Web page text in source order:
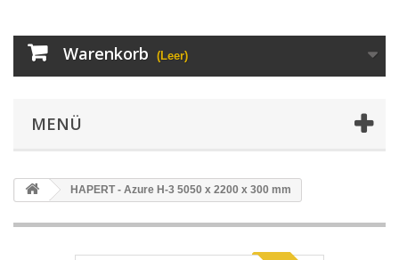
Warenkorb (Leer)
MENÜ
HAPERT - Azure H-3 5050 x 2200 x 300 mm